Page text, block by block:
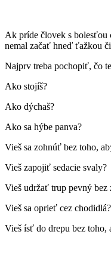
Ak príde človek s bolesťou
nemal začať hneď ťažkou
Najprv treba pochopiť, čo
Ako stojíš?
Ako dýchaš?
Ako sa hýbe panva?
Vieš sa zohnúť bez toho,
Vieš zapojiť sedacie svaly?
Vieš udržať trup pevný bez
Vieš sa oprieť cez chodidlá?
Vieš ísť do drepu bez toho,